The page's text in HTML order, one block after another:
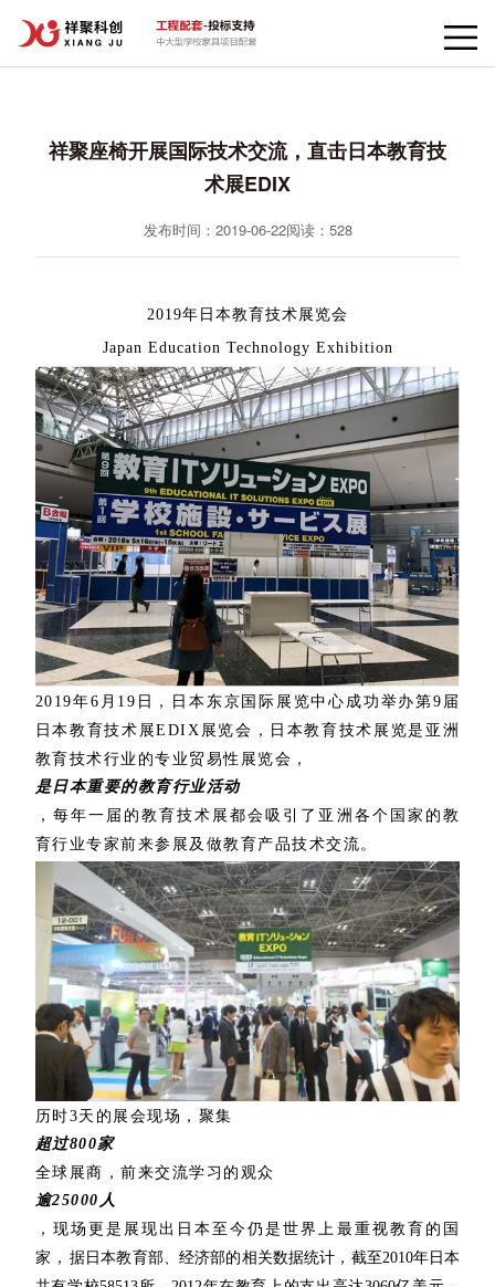
祥聚座椅开展国际技术交流，直击日本教育技
术展EDIX
发布时间：2019-06-22阅读： 528
2019年日本教育技术展览会
Japan Education Technology Exhibition
2019年6月19日，日本东京国际展览中心成功举办第9届
日本教育技术展EDIX展览会，日本教育技术展览是亚洲
教育技术行业的专业贸易性展览会，
是日本重要的教育行业活动
，每年一届的教育技术展都会吸引了亚洲各个国家的教
育行业专家前来参展及做教育产品技术交流。
历时3天的展会现场，聚集
超过800家
全球展商，前来交流学习的观众
逾25000人
，现场更是展现出日本至今仍是世界上最重视教育的国
家，据日本教育部、经济部的相关数据统计，截至2010年日本